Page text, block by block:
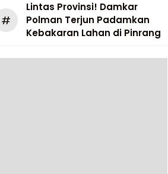
#
Lintas Provinsi! Damkar
Polman Terjun Padamkan
Kebakaran Lahan di Pinrang